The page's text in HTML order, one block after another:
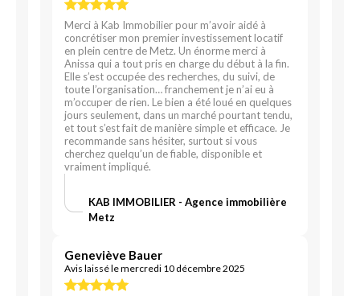
Merci à Kab Immobilier pour m’avoir aidé à
concrétiser mon premier investissement locatif
en plein centre de Metz. Un énorme merci à
Anissa qui a tout pris en charge du début à la fin.
Elle s’est occupée des recherches, du suivi, de
toute l’organisation… franchement je n’ai eu à
m’occuper de rien. Le bien a été loué en quelques
jours seulement, dans un marché pourtant tendu,
et tout s’est fait de manière simple et efficace. Je
recommande sans hésiter, surtout si vous
cherchez quelqu’un de fiable, disponible et
vraiment impliqué.
KAB IMMOBILIER - Agence immobilière
Metz
Geneviève Bauer
Avis laissé le mercredi 10 décembre 2025